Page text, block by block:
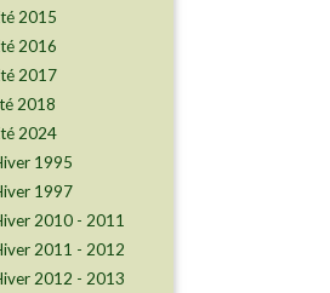
2015
2016
2017
2018
2024
1995
1997
2010 - 2011
2011 - 2012
2012 - 2013